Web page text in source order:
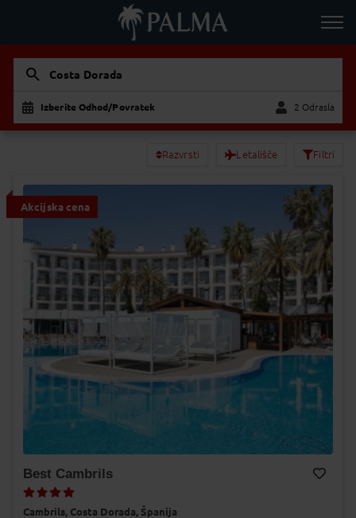
Costa Dorada
Izberite Odhod/Povratek 2 Odrasla
Razvrsti Letališče Filtri
Akcijska cena
Best Cambrils
Cambrils, Costa Dorada, Španija